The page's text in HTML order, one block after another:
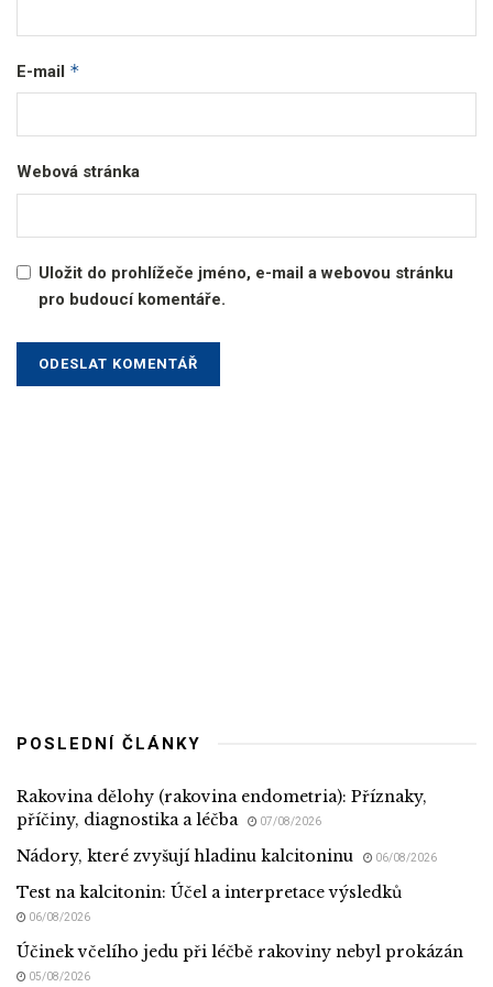
E-mail *
Webová stránka
Uložit do prohlížeče jméno, e-mail a webovou stránku
pro budoucí komentáře.
POSLEDNÍ ČLÁNKY
Rakovina dělohy (rakovina endometria): Příznaky,
příčiny, diagnostika a léčba
07/08/2026
Nádory, které zvyšují hladinu kalcitoninu 06/08/2026
Test na kalcitonin: Účel a interpretace výsledků
06/08/2026
Účinek včelího jedu při léčbě rakoviny nebyl prokázán
05/08/2026